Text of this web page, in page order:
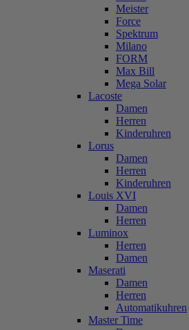
Meister
Force
Spektrum
Milano
FORM
Max Bill
Mega Solar
Lacoste
Damen
Herren
Kinderuhren
Lorus
Damen
Herren
Kinderuhren
Louis XVI
Damen
Herren
Luminox
Herren
Damen
Maserati
Damen
Herren
Automatikuhren
Master Time